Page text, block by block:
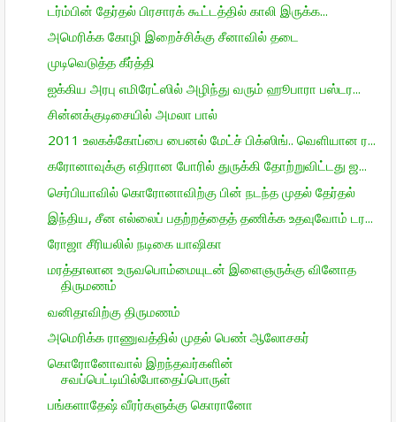
டர்ம்பின் தேர்தல் பிரசாரக் கூட்டத்தில் காலி இருக்க...
அமெரிக்க கோழி இறைச்சிக்கு சீனாவில் தடை
முடிவெடுத்த கீர்த்தி
ஐக்கிய அரபு எமிரேட்ஸில் அழிந்து வரும் ஹூபாரா பஸ்டர...
சின்னக்குடிசையில் அமலா பால்
2011 உலகக்கோப்பை பைனல் மேட்ச் பிக்ஸிங்.. வெளியான ர...
கரோனாவுக்கு எதிரான போரில் துருக்கி தோற்றுவிட்டது ஜ...
செர்பியாவில் கொரோனாவிற்கு பின் நடந்த முதல் தேர்தல்
இந்திய, சீன எல்லைப் பதற்றத்தைத் தணிக்க உதவுவோம் டர...
ரோஜா சீரியலில் நடிகை யாஷிகா
மரத்தாலான உருவபொம்மையுடன் இளைஞருக்கு வினோத
திருமணம்
வனிதாவிற்கு திருமணம்
அமெரிக்க ராணுவத்தில் முதல் பெண் ஆலோசகர்
கொரோனோவால் இறந்தவர்களின்
சவப்பெட்டியில்போதைப்பொருள்
பங்களாதேஷ் வீரர்களுக்கு கொரானோ